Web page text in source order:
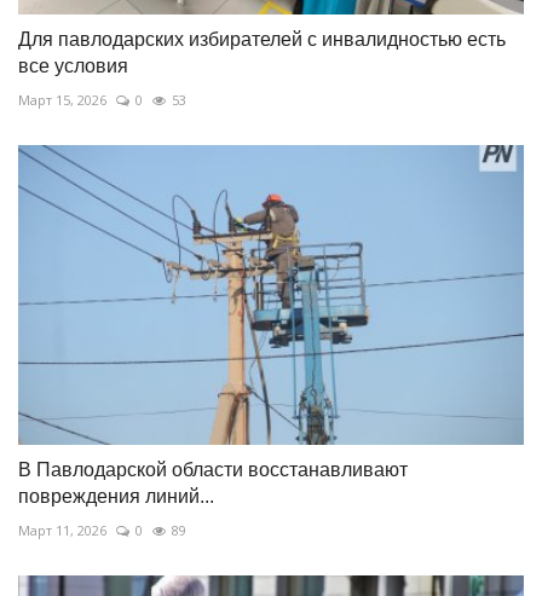
Для павлодарских избирателей с инвалидностью есть
все условия
Март 15, 2026 0 53
В Павлодарской области восстанавливают
повреждения линий...
Март 11, 2026 0 89